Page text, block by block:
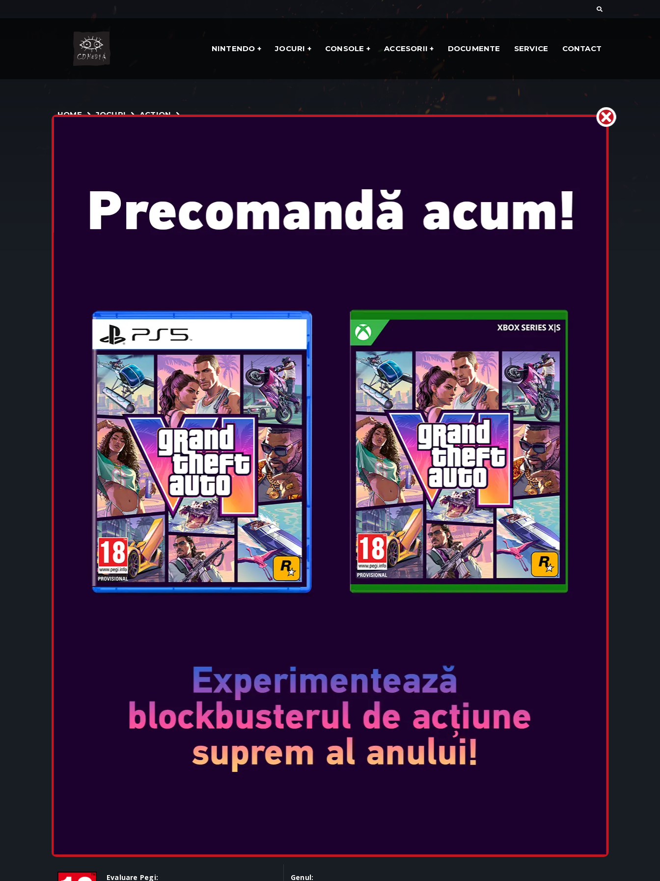
NINTENDO JOCURI CONSOLE ACCESORII DOCUMENTE SERVICE CONTACT
HOME JOCURI ACTION
CUMPĂRĂ ACUM
EDITION
Ediția aniversară de 20 de ani a seriei Yakuza este o ediție exclusivă care
celebrează 20 de ani de existență a seriei Yakuza.
Această ediție include Yakuza 0 Director's Cut, Yakuza Kiwami și Yakuza
Kiwami 2, iar toate titlurile beneficiază acum de subtitrări FIGS.
: PS5X-0526
Genul: Action
Editor: UBISOFT
Evaluare Pegi: Genul: